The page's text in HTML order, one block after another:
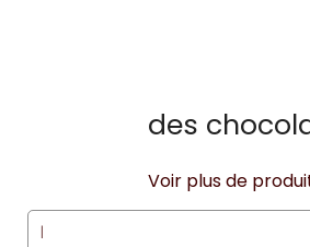
des
Voir plus de
|